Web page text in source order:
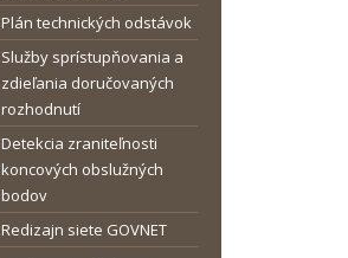
Plán technických odstávok
Služby sprístupňovania a
zdieľania doručovaných
rozhodnutí
Detekcia zraniteľnosti
koncových obslužných
bodov
Redizajn siete GOVNET